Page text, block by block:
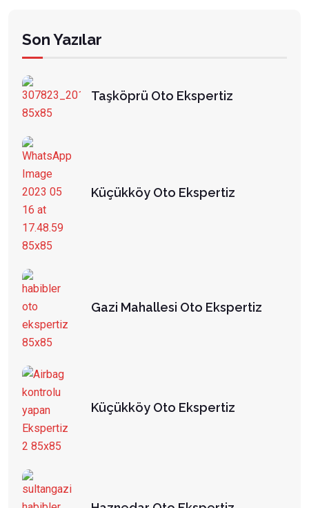
Son Yazılar
Taşköprü Oto Ekspertiz
Küçükköy Oto Ekspertiz
Gazi Mahallesi Oto Ekspertiz
Küçükköy Oto Ekspertiz